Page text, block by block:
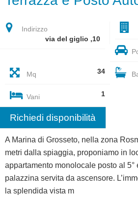
Indirizzo
via del giglio ,10
Mq 34
Vani 1
Richiedi disponibilità
A Marina di Grosseto, nella zona
metri dalla spiaggia, proponiamo in
appartamento monolocale posto al 5°
palazzina servita da ascensore.
la splendida vista m